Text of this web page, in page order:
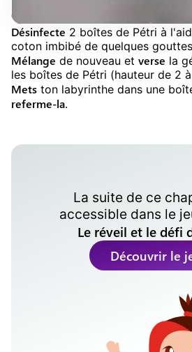
Désinfecte 2 boîtes de Pétri à
coton imbibé de quelques
Mélange de nouveau et verse la
les boîtes de Pétri (hauteur de 2
Mets ton labyrinthe dans une
referme-la.
La suite de ce
accessible dans le
Le réveil et le défi
Découvrir le